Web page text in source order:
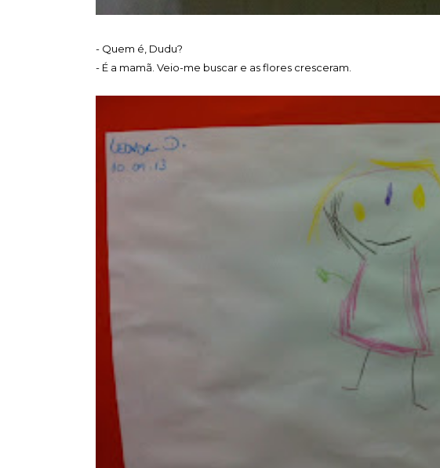
- Quem é, Dudu?
- É a mamã. Veio-me buscar e as flores cresceram.